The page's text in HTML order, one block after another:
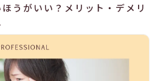
うがいい？メリット・デメリ